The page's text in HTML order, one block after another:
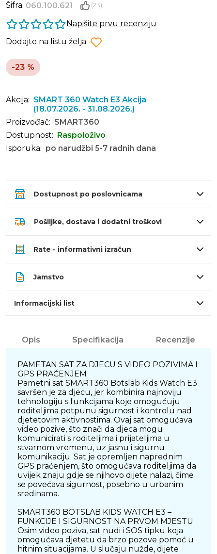
Šifra: 060.100.621 (23)
Napišite prvu recenziju
Dodajte na listu želja
-23 %
Akcija: SMART 360 Watch E3 Akcija
(18.07.2026. - 31.08.2026.)
Proizvođač: SMART360
Dostupnost:
Raspoloživo
Isporuka: po narudžbi 5-7 radnih dana
Dostupnost po poslovnicama
Pošiljke, dostava i dodatni troškovi
Rate - informativni izračun
Jamstvo
Informacijski list
Opis Specifikacija Recenzije
PAMETAN SAT ZA DJECU S VIDEO POZIVIMA I
GPS PRAĆENJEM
Pametni sat SMART360 Botslab Kids Watch E3
savršen je za djecu, jer kombinira najnoviju
tehnologiju s funkcijama koje omogućuju
roditeljima potpunu sigurnost i kontrolu nad
djetetovim aktivnostima. Ovaj sat omogućava
video pozive, što znači da djeca mogu
komunicirati s roditeljima i prijateljima u
stvarnom vremenu, uz jasnu i sigurnu
komunikaciju. Sat je opremljen naprednim
GPS praćenjem, što omogućava roditeljima da
uvijek znaju gdje se njihovo dijete nalazi, čime
se povećava sigurnost, posebno u urbanim
sredinama.
SMART360 BOTSLAB KIDS WATCH E3 –
FUNKCIJE I SIGURNOST NA PRVOM MJESTU
Osim video poziva, sat nudi i SOS tipku koja
omogućava djetetu da brzo pozove pomoć u
hitnim situacijama. U slučaju nužde, dijete